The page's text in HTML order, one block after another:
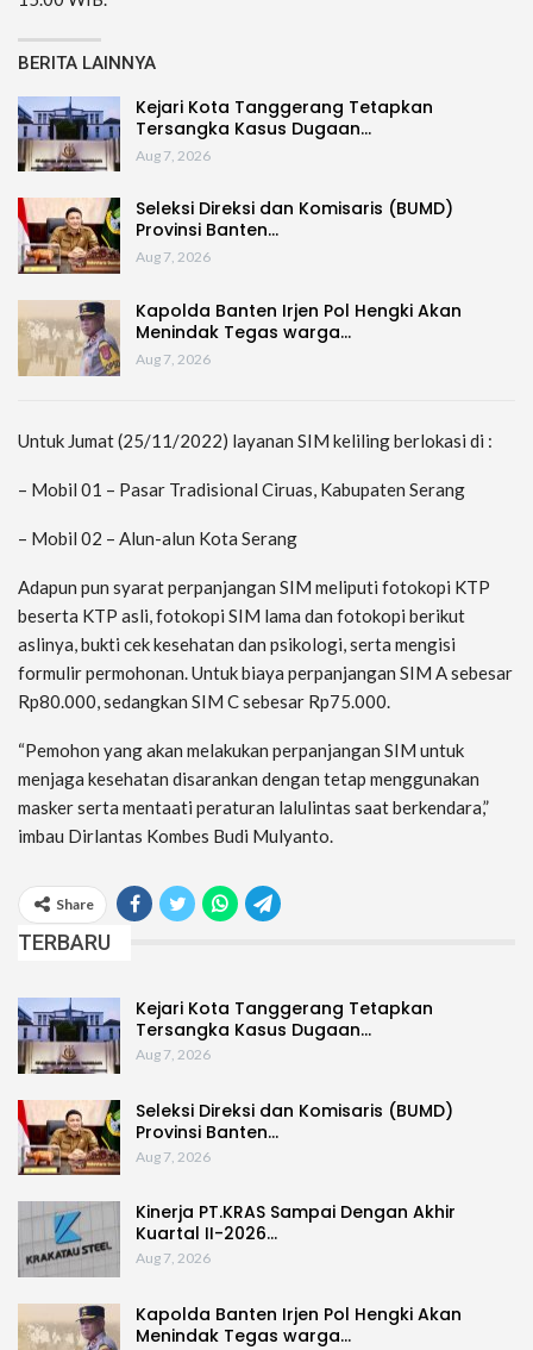
BERITA LAINNYA
Kejari Kota Tanggerang Tetapkan
Tersangka Kasus Dugaan…
Aug 7, 2026
Seleksi Direksi dan Komisaris (BUMD)
Provinsi Banten…
Aug 7, 2026
Kapolda Banten Irjen Pol Hengki Akan
Menindak Tegas warga…
Aug 7, 2026
Untuk Jumat (25/11/2022) layanan SIM keliling berlokasi di :
– Mobil 01 – Pasar Tradisional Ciruas, Kabupaten Serang
– Mobil 02 – Alun-alun Kota Serang
Adapun pun syarat perpanjangan SIM meliputi fotokopi KTP
beserta KTP asli, fotokopi SIM lama dan fotokopi berikut
aslinya, bukti cek kesehatan dan psikologi, serta mengisi
formulir permohonan. Untuk biaya perpanjangan SIM A sebesar
Rp80.000, sedangkan SIM C sebesar Rp75.000.
“Pemohon yang akan melakukan perpanjangan SIM untuk
menjaga kesehatan disarankan dengan tetap menggunakan
masker serta mentaati peraturan lalulintas saat berkendara,”
imbau Dirlantas Kombes Budi Mulyanto.
Share
TERBARU
Kejari Kota Tanggerang Tetapkan
Tersangka Kasus Dugaan…
Aug 7, 2026
Seleksi Direksi dan Komisaris (BUMD)
Provinsi Banten…
Aug 7, 2026
Kinerja PT.KRAS Sampai Dengan Akhir
Kuartal II-2026…
Aug 7, 2026
Kapolda Banten Irjen Pol Hengki Akan
Menindak Tegas warga…